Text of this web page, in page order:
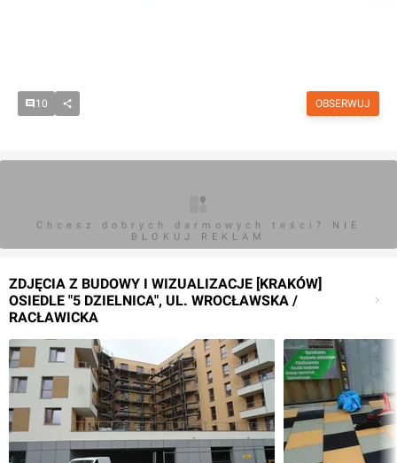
10 OBSERWUJ
Chcesz dobrych darmowych teści? NIE
BLOKUJ REKLAM
ZDJĘCIA Z BUDOWY I WIZUALIZACJE [KRAKÓW]
OSIEDLE "5 DZIELNICA", UL. WROCŁAWSKA /
RACŁAWICKA